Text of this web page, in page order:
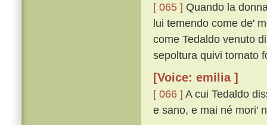
[ 065 ] Quando la
lui temendo come de'
come Tedaldo venuto
sepoltura quivi tornato
[Voice: emilia ]
[ 066 ] A cui Tedaldo
e sano, e mai né mori'